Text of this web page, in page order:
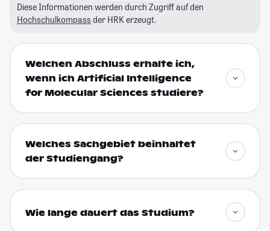
Diese Informationen werden durch Zugriff auf den
Hochschulkompass der HRK erzeugt.
Welchen Abschluss erhalte ich,
wenn ich Artificial Intelligence
for Molecular Sciences studiere?
Welches Sachgebiet beinhaltet
der Studiengang?
Wie lange dauert das Studium?